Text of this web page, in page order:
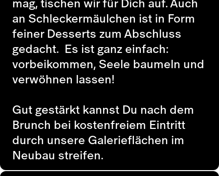
an Schleckermäulchen ist in Form
feiner Desserts zum Abschluss
gedacht. Es ist ganz einfach:
vorbeikommen, Seele baumeln und
verwöhnen lassen!
Gut gestärkt kannst Du nach dem
Brunch bei kostenfreiem Eintritt
durch unsere Galerieflächen im
Neubau streifen.